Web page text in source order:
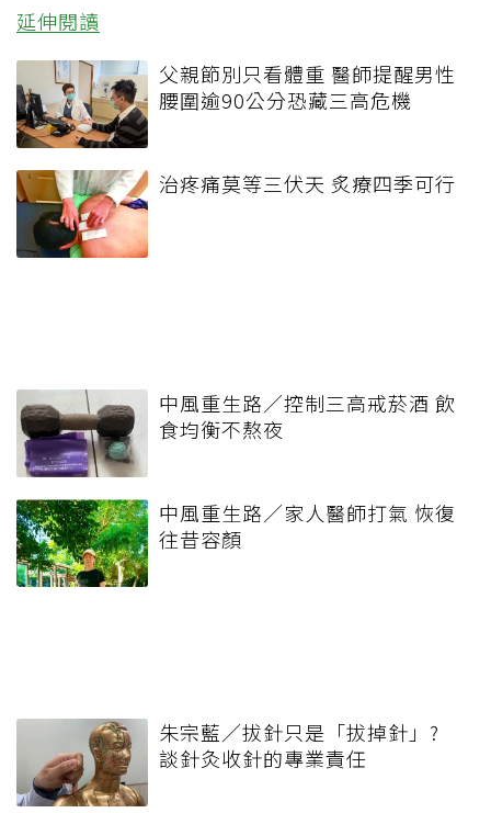
延伸閱讀
父親節別只看體重 醫師提醒男性
腰圍逾90公分恐藏三高危機
治疼痛莫等三伏天 炙療四季可行
中風重生路／控制三高戒菸酒 飲
食均衡不熬夜
中風重生路／家人醫師打氣 恢復
往昔容顏
朱宗藍／拔針只是「拔掉針」?
談針灸收針的專業責任